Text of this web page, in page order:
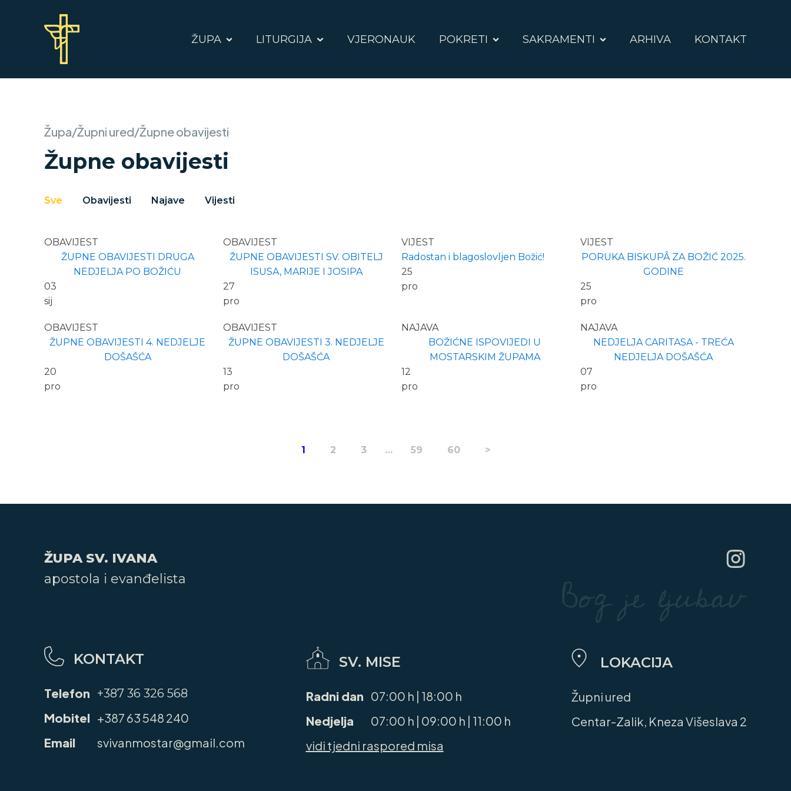
ŽUPA LITURGIJA VJERONAUK POKRETI SAKRAMENTI ARHIVA KONTAKT
Župa/Župni ured/Župne obavijesti
Župne obavijesti
zupne-obavijesti-filter
Sve Obavijesti Najave Vijesti
OBAVIJEST
ŽUPNE OBAVIJESTI DRUGA
NEDJELJA PO BOŽIĆU
03
sij
OBAVIJEST
ŽUPNE OBAVIJESTI SV. OBITELJ
ISUSA, MARIJE I JOSIPA
27
pro
VIJEST
Radostan i blagoslovljen Božić!
25
pro
VIJEST
PORUKA BISKUPÂ ZA BOŽIĆ 2025.
GODINE
25
pro
OBAVIJEST
ŽUPNE OBAVIJESTI 4. NEDJELJE
DOŠAŠĆA
20
pro
OBAVIJEST
ŽUPNE OBAVIJESTI 3. NEDJELJE
DOŠAŠĆA
13
pro
NAJAVA
BOŽIĆNE ISPOVIJEDI U
MOSTARSKIM ŽUPAMA
12
pro
NAJAVA
NEDJELJA CARITASA - TREĆA
NEDJELJA DOŠAŠĆA
07
pro
1 2 3 … 59 60 >
ŽUPA SV. IVANA
apostola i evanđelista
KONTAKT
Telefon +387 36 326 568
Mobitel +387 63 548 240
Email
svivanmostar@gmail.com
SV. MISE
Radni dan 07:00 h | 18:00 h
Nedjelja
07:00 h | 09:00 h | 11:00 h
vidi tjedni raspored misa
LOKACIJA
Župni ured
Centar-Zalik, Kneza Višeslava 2